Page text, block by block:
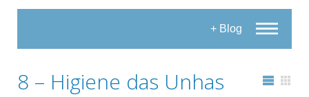
+ Blog
8 – Higiene das Unhas